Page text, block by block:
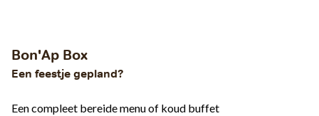
Bon'Ap Box
Een feestje gepland?
Een compleet bereide menu of koud buffet